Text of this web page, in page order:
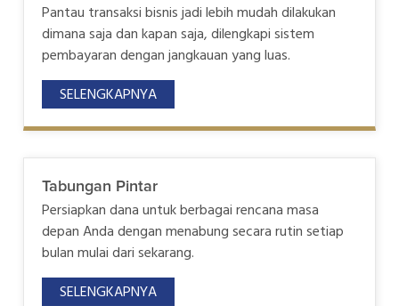
Pantau transaksi bisnis jadi lebih mudah dilakukan
dimana saja dan kapan saja, dilengkapi sistem
pembayaran dengan jangkauan yang luas.
SELENGKAPNYA
Tabungan Pintar
Persiapkan dana untuk berbagai rencana masa
depan Anda dengan menabung secara rutin setiap
bulan mulai dari sekarang.
SELENGKAPNYA